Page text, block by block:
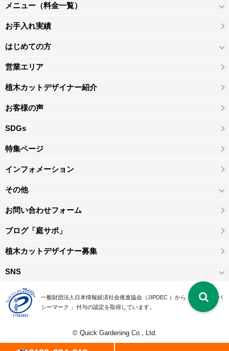
メニュー（料金一覧）
お手入れ実績
はじめての方
営業エリア
植木カットデザイナー紹介
お客様の声
SDGs
特集ページ
インフォメーション
その他
お問い合わせフォーム
ブログ「庭サポ」
植木カットデザイナー募集
SNS
一般財団法人日本情報経済社会推進協会（JIPDEC ）から 、「 プライバ
シーマーク 」付与の認定を取得しています。
© Quick Gardening Co., Ltd.